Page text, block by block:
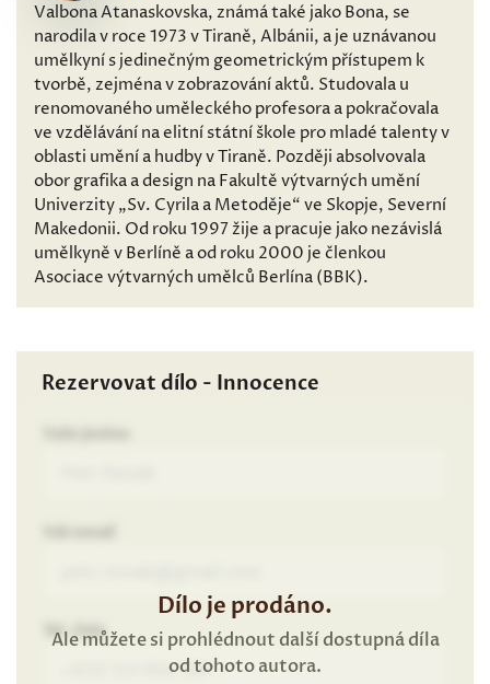
Valbona Atanaskovska, známá také jako Bona, se
narodila v roce 1973 v Tiraně, Albánii, a je uznávanou
umělkyní s jedinečným geometrickým přístupem k
tvorbě, zejména v zobrazování aktů. Studovala u
renomovaného uměleckého profesora a pokračovala
ve vzdělávání na elitní státní škole pro mladé talenty v
oblasti umění a hudby v Tiraně. Později absolvovala
obor grafika a design na Fakultě výtvarných umění
Univerzity „Sv. Cyrila a Metoděje“ ve Skopje, Severní
Makedonii. Od roku 1997 žije a pracuje jako nezávislá
umělkyně v Berlíně a od roku 2000 je členkou
Asociace výtvarných umělců Berlína (BBK).
Rezervovat dílo - Innocence
Tel. číslo
Dílo je prodáno.
Ale můžete si prohlédnout další dostupná díla
od tohoto autora.